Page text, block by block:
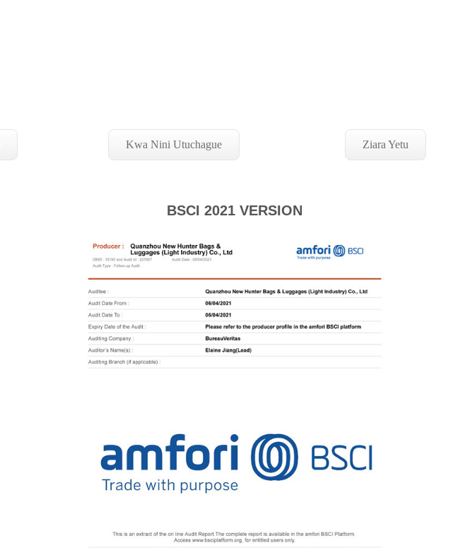
Kwa Nini Utuchague Ziara Yetu
BSCI 2021 VERSION